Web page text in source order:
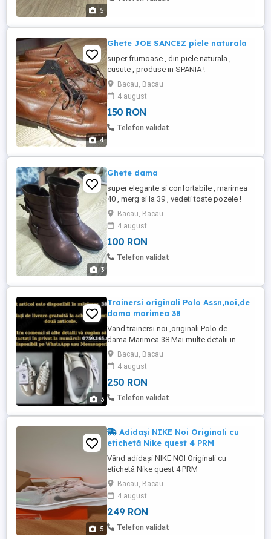
5
4
Ghete JOE SANCEZ piele naturala
super frumoase , din piele naturala ,
cusute , produse in SPANIA !
Bacau, Bacau
4 august
150 RON
Telefon validat
3
Ghete dama
super elegante si confortabile , marimea
40 , merg si la 39 , vedeti toate pozele !
Bacau, Bacau
4 august
100 RON
Telefon validat
3
Trainersi originali Polo Assn,noi,de
dama marimea 38
Vand trainersi noi ,originali Polo de
dama.Marimea 38.Mai multe detalii in
poze.Livrarea se face prin curier cu plata
ramburs
Bacau, Bacau
4 august
250 RON
Telefon validat
5
Adidași NIKE Noi Originali cu
etichetă Nike quest 4 PRM
Vând adidași NIKE NOI Originali cu
etichetă Nike quest 4 PRM
Bacau, Bacau
4 august
249 RON
Telefon validat